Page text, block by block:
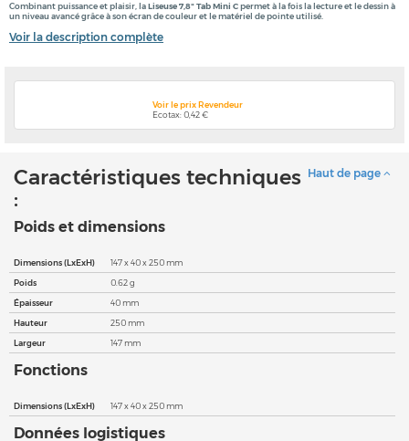
Combinant puissance et plaisir, laLiseuse 7,8" Tab Mini Cpermet à la fois la lecture et le dessin à
un niveau avancé grâce à son écran de couleur et le matériel de pointe utilisé.
Voir la description complète
Voir le prix Revendeur
Ecotax: 0,42 €
Haut de page
Caractéristiques techniques
:
Poids et dimensions
Dimensions (LxExH)
147 x 40 x 250 mm
Poids
0.62 g
Épaisseur
40 mm
Hauteur
250 mm
Largeur
147 mm
Fonctions
Dimensions (LxExH) 147 x 40 x 250 mm
Données logistiques